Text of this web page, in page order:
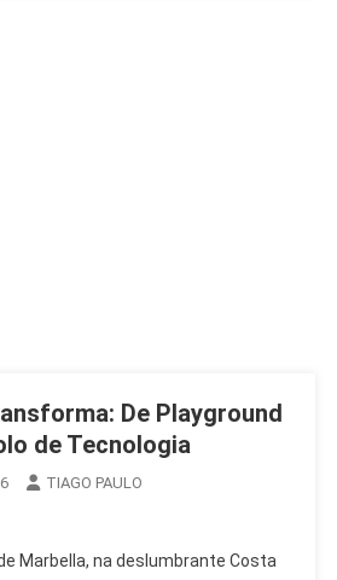
De Playground
de Tecnologia
TIAGO PAULO
Marbella, na deslumbrante Costa